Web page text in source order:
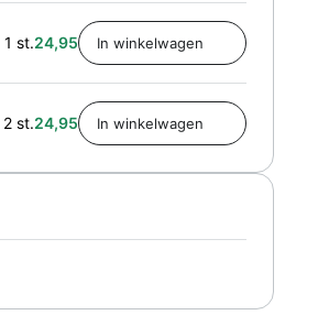
1 st.24,95
2 st.24,95